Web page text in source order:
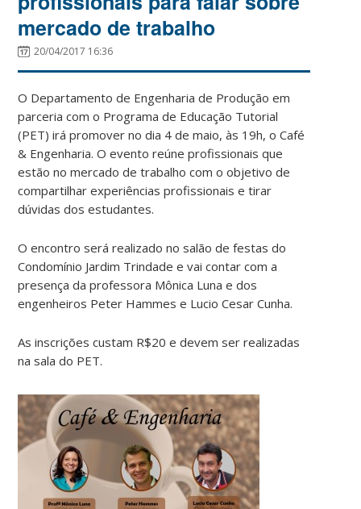
mercado de trabalho
20/04/2017 16:36
O Departamento de Engenharia de Produção em
parceria com o Programa de Educação Tutorial
(PET) irá promover no dia 4 de maio, às 19h, o Café
& Engenharia. O evento reúne profissionais que
estão no mercado de trabalho com o objetivo de
compartilhar experiências profissionais e tirar
dúvidas dos estudantes.
O encontro será realizado no salão de festas do
Condomínio Jardim Trindade e vai contar com a
presença da professora Mônica Luna e dos
engenheiros Peter Hammes e Lucio Cesar Cunha.
As inscrições custam R$20 e devem ser realizadas
na sala do PET.